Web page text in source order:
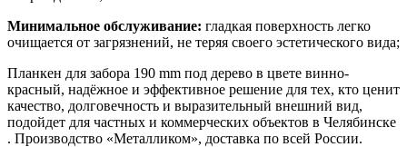
Минимальное обслуживание: гладкая поверхность легко
очищается от загрязнений, не теряя своего эстетического вида;
Планкен для забора 190 mm под дерево в цвете винно-
красный, надёжное и эффективное решение для тех, кто ценит
качество, долговечность и выразительный внешний вид,
подойдет для частных и коммерческих объектов в Челябинске
. Производство «Металликом», доставка по всей России.